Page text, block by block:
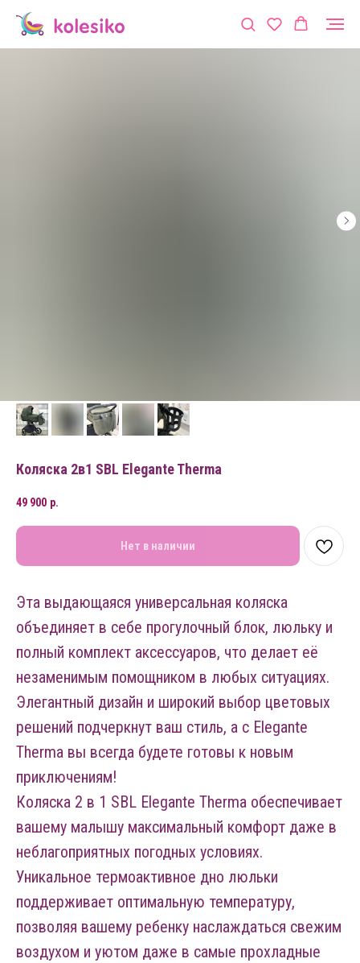
Коляска 2в1 SBL Elegante Therma
49 900 р.
Нет в наличии
Эта выдающаяся универсальная коляска
объединяет в себе прогулочный блок, люльку и
полный комплект аксессуаров, что делает её
незаменимым помощником в любых ситуациях.
Элегантный дизайн и широкий выбор цветовых
решений подчеркнут ваш стиль, а с Elegante
Therma вы всегда будете готовы к новым
приключениям!
Коляска 2 в 1 SBL Elegante Therma обеспечивает
вашему малышу максимальный комфорт даже в
неблагоприятных погодных условиях.
Уникальное термоактивное дно люльки
поддерживает оптимальную температуру,
позволяя вашему ребенку наслаждаться свежим
воздухом и уютом даже в самые прохладные